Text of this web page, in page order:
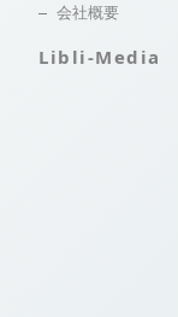
会社概要
Libli-Media